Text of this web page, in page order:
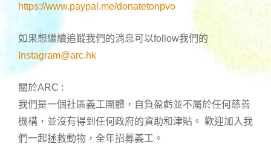
https://www.paypal.me/donatetonpvo
如果想繼續追蹤我們的消息可以follow我們的
Instagram@arc.hk
關於ARC :
我們是一個社區義工團體，自負盈虧並不屬於任何慈善
機構，並沒有得到任何政府的資助和津貼。 歡迎加入我
們一起拯救動物，全年招募義工。